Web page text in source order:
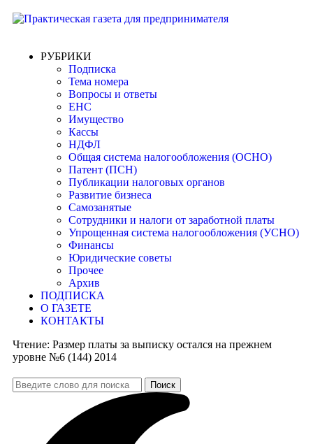
РУБРИКИ
Подписка
Тема номера
Вопросы и ответы
ЕНС
Имущество
Кассы
НДФЛ
Общая система налогообложения (ОСНО)
Патент (ПСН)
Публикации налоговых органов
Развитие бизнеса
Самозанятые
Сотрудники и налоги от заработной платы
Упрощенная система налогообложения (УСНО)
Финансы
Юридические советы
Прочее
Архив
ПОДПИСКА
О ГАЗЕТЕ
КОНТАКТЫ
Чтение: Размер платы за выписку остался на прежнем
уровне №6 (144) 2014